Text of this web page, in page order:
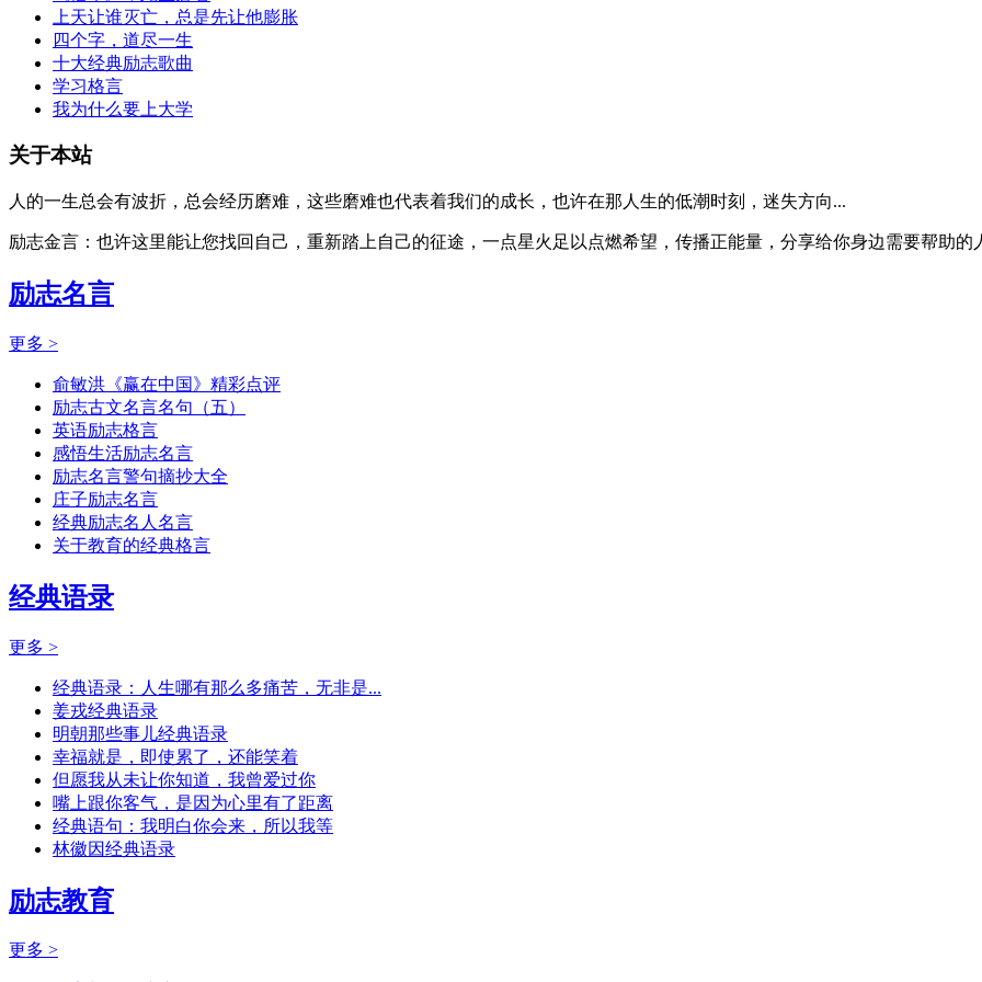
上天让谁灭亡，总是先让他膨胀
四个字，道尽一生
十大经典励志歌曲
学习格言
我为什么要上大学
关于本站
人的一生总会有波折，总会经历磨难，这些磨难也代表着我们的成长，也许在那人生的低潮时刻，迷失方向...
励志金言：也许这里能让您找回自己，重新踏上自己的征途，一点星火足以点燃希望，传播正能量，分享给你身边需要帮助的
励志名言
更多 >
俞敏洪《赢在中国》精彩点评
励志古文名言名句（五）
英语励志格言
感悟生活励志名言
励志名言警句摘抄大全
庄子励志名言
经典励志名人名言
关于教育的经典格言
经典语录
更多 >
经典语录：人生哪有那么多痛苦，无非是...
姜戎经典语录
明朝那些事儿经典语录
幸福就是，即使累了，还能笑着
但愿我从未让你知道，我曾爱过你
嘴上跟你客气，是因为心里有了距离
经典语句：我明白你会来，所以我等
林徽因经典语录
励志教育
更多 >